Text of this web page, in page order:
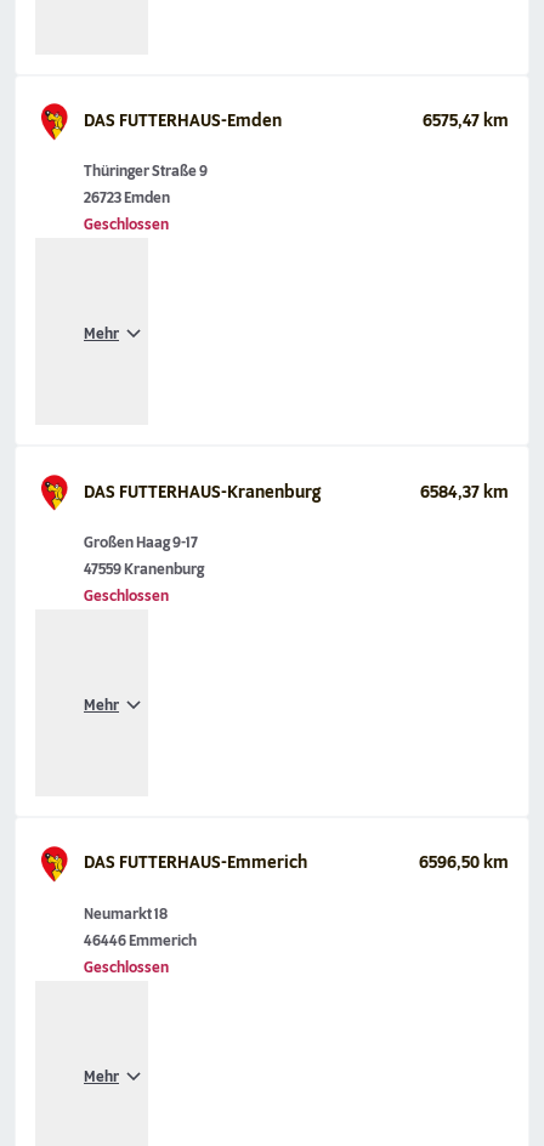
DAS FUTTERHAUS-Emden 6575,47 km
Thüringer Straße 9
26723 Emden
Geschlossen
Mehr
DAS FUTTERHAUS-Kranenburg 6584,37 km
Großen Haag 9-17
47559 Kranenburg
Geschlossen
Mehr
DAS FUTTERHAUS-Emmerich 6596,50 km
Neumarkt 18
46446 Emmerich
Geschlossen
Mehr